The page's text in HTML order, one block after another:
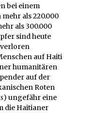
bei einem
als 220.000
als 300.000
sind heute
auf Haiti
humanitären
auf der
Roten
) ungefähr eine
die Haitianer